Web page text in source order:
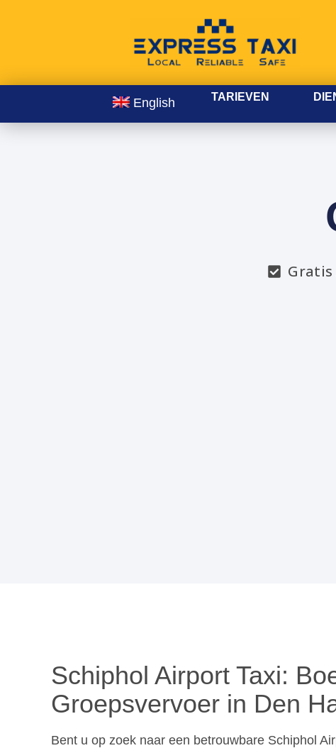
English TARIEVEN
Gratis
Schiphol Airport Taxi:
Groepsvervoer in Den
Bent u op zoek naar een betrouwbare Schiphol